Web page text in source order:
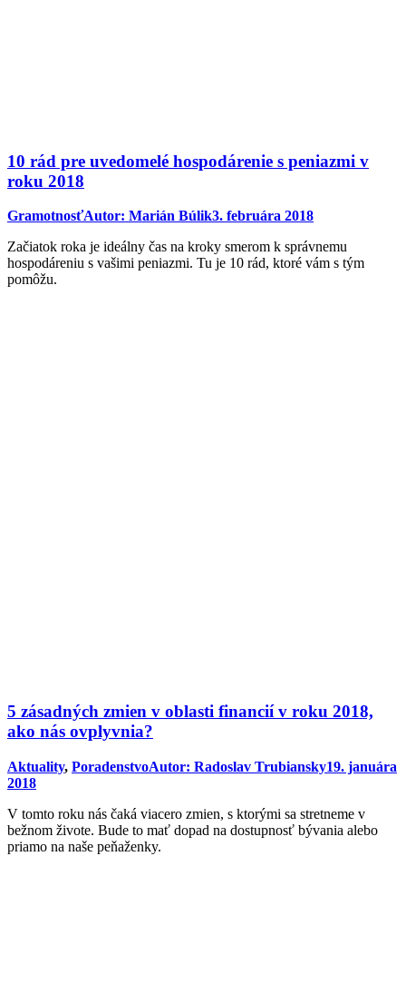
10 rád pre uvedomelé hospodárenie s peniazmi v
roku 2018
GramotnosťAutor: Marián Búlik3. februára 2018
Začiatok roka je ideálny čas na kroky smerom k správnemu
hospodáreniu s vašimi peniazmi. Tu je 10 rád, ktoré vám s tým
pomôžu.
5 zásadných zmien v oblasti financií v roku 2018,
ako nás ovplyvnia?
Aktuality, PoradenstvoAutor: Radoslav Trubiansky19. januára
2018
V tomto roku nás čaká viacero zmien, s ktorými sa stretneme v
bežnom živote. Bude to mať dopad na dostupnosť bývania alebo
priamo na naše peňaženky.